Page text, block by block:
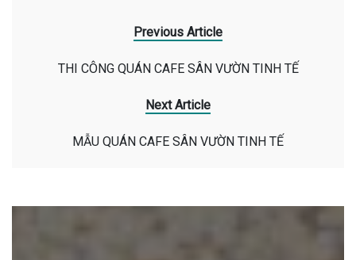
Previous Article
THI CÔNG QUÁN CAFE SÂN VƯỜN TINH TẾ
Next Article
MẪU QUÁN CAFE SÂN VƯỜN TINH TẾ